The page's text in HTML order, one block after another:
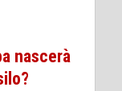
nascerà